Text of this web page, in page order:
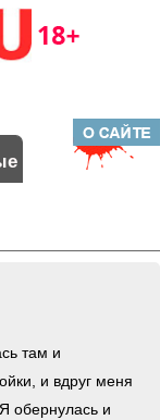
там и
и вдруг меня
обернулась и